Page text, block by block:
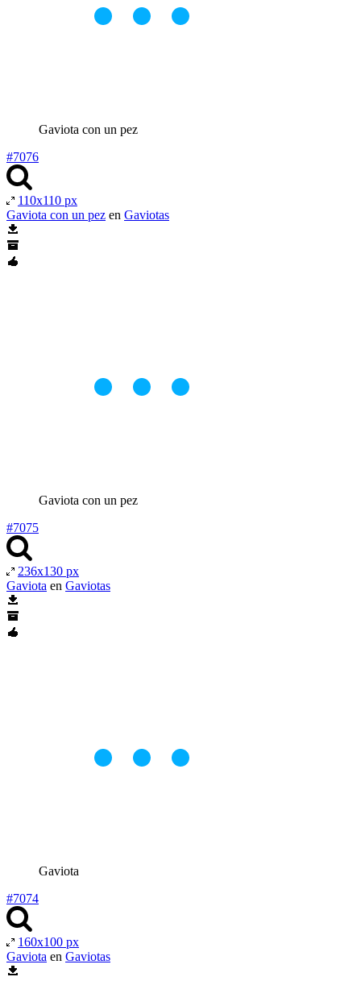
Gaviota con un pez
#7076
110x110 px
Gaviota con un pez en Gaviotas
Gaviota con un pez
#7075
236x130 px
Gaviota en Gaviotas
Gaviota
#7074
160x100 px
Gaviota en Gaviotas